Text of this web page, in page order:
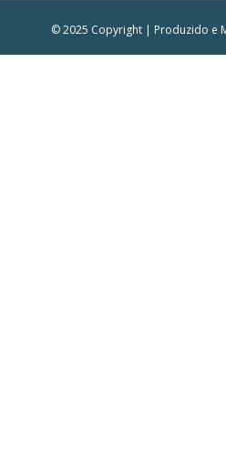
© 2025 Copyright | Produzido e